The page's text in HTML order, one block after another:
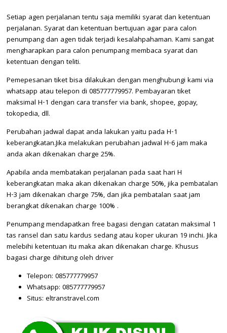
Setiap agen perjalanan tentu saja memiliki syarat dan ketentuan
perjalanan. Syarat dan ketentuan bertujuan agar para calon
penumpang dan agen tidak terjadi kesalahpahaman. Kami sangat
mengharapkan para calon penumpang membaca syarat dan
ketentuan dengan teliti.
Pemepesanan tiket bisa dilakukan dengan menghubungi kami via
whatsapp atau telepon di 085777779957. Pembayaran tiket
maksimal H-1 dengan cara transfer via bank, shopee, gopay,
tokopedia, dll.
Perubahan jadwal dapat anda lakukan yaitu pada H-1
keberangkatan.Jika melakukan perubahan jadwal H-6 jam maka
anda akan dikenakan charge 25%.
Apabila anda membatakan perjalanan pada saat hari H
keberangkatan maka akan dikenakan charge 50%, jika pembatalan
H-3 jam dikenakan charge 75%, dan jika pembatalan saat jam
berangkat dikenakan charge 100% .
Penumpang mendapatkan free bagasi dengan catatan maksimal 1
tas ransel dan satu kardus sedang atau koper ukuran 19 inchi. Jika
melebihi ketentuan itu maka akan dikenakan charge. Khusus
bagasi charge dihitung oleh driver
Telepon: 085777779957
Whatsapp: 085777779957
Situs: eltranstravel.com